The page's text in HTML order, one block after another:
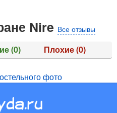
Nire Все отзывы
(0) Плохие(0)
фото